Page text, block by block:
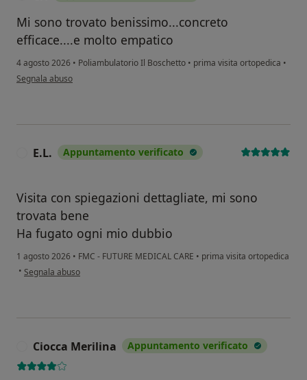
Mi sono trovato benissimo...concreto
efficace....e molto empatico
4 agosto 2026 • Poliambulatorio Il Boschetto • prima visita ortopedica •
secondo l'opinione dell'utente Cri
Segnala abuso
E.L. Appuntamento verificato
Visita con spiegazioni dettagliate, mi sono
trovata bene
Ha fugato ogni mio dubbio
1 agosto 2026 • FMC - FUTURE MEDICAL CARE • prima visita ortopedica
• secondo l'opinione dell'utente E.L.
Segnala abuso
Ciocca Merilina Appuntamento verificato